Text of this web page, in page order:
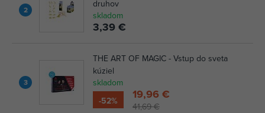
2
druhov
skladom
3,39 €
3
THE ART OF MAGIC - Vstup do sveta
kúziel
skladom
-52%
41,69 €
19,96 €